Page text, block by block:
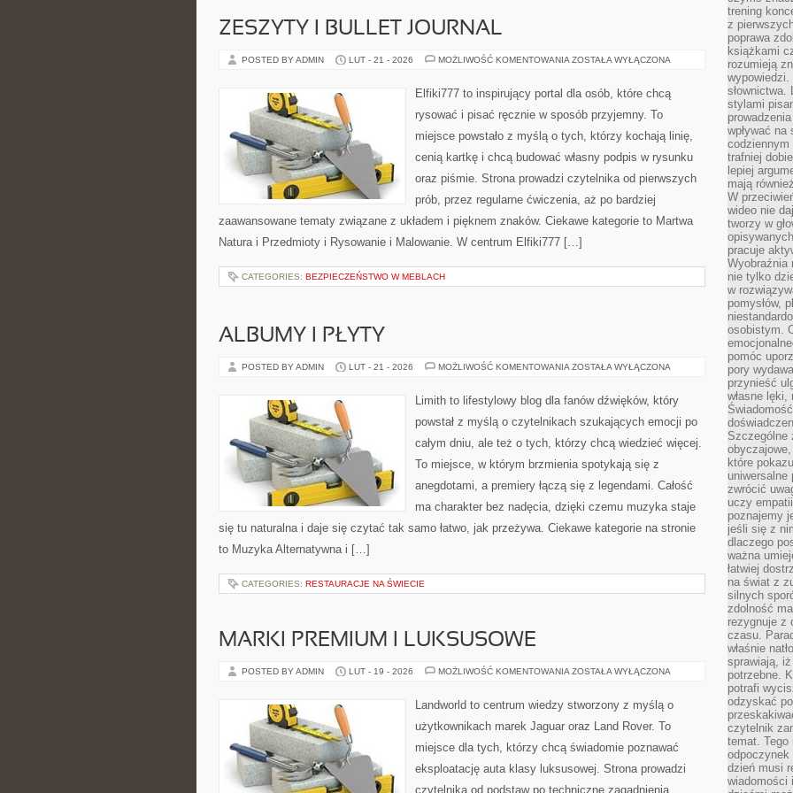
ZESZYTY I BULLET JOURNAL
POSTED BY ADMIN LUT - 21 - 2026 MOŻLIWOŚĆ KOMENTOWANIA ZESZYTY
JOURNAL
ZOSTAŁA WYŁĄCZONA
Elfiki777 to inspirujący portal dla osób, które chcą
rysować i pisać ręcznie w sposób przyjemny. To
miejsce powstało z myślą o tych, którzy kochają linię,
cenią kartkę i chcą budować własny podpis w rysunku
oraz piśmie. Strona prowadzi czytelnika od pierwszych
prób, przez regularne ćwiczenia, aż po bardziej
zaawansowane tematy związane z układem i pięknem znaków. Ciekawe kategorie to Martwa
Natura i Przedmioty i Rysowanie i Malowanie. W centrum Elfiki777 […]
CATEGORIES: BEZPIECZEŃSTWO W MEBLACH
ALBUMY I PŁYTY
POSTED BY ADMIN LUT - 21 - 2026 MOŻLIWOŚĆ KOMENTOWANIA ALBUMY
ZOSTAŁA WYŁĄCZONA
Limith to lifestylowy blog dla fanów dźwięków, który
powstał z myślą o czytelnikach szukających emocji po
całym dniu, ale też o tych, którzy chcą wiedzieć więcej.
To miejsce, w którym brzmienia spotykają się z
anegdotami, a premiery łączą się z legendami. Całość
ma charakter bez nadęcia, dzięki czemu muzyka staje
się tu naturalna i daje się czytać tak samo łatwo, jak przeżywa. Ciekawe kategorie na stronie
to Muzyka Alternatywna i […]
CATEGORIES: RESTAURACJE NA ŚWIECIE
MARKI PREMIUM I LUKSUSOWE
POSTED BY ADMIN LUT - 19 - 2026 MOŻLIWOŚĆ KOMENTOWANIA MARKI
LUKSUSOWE
ZOSTAŁA WYŁĄCZONA
Landworld to centrum wiedzy stworzony z myślą o
użytkownikach marek Jaguar oraz Land Rover. To
miejsce dla tych, którzy chcą świadomie poznawać
eksploatację auta klasy luksusowej. Strona prowadzi
czytelnika od podstaw po techniczne zagadnienia,
trening
z
poprawa
książkami
rozumieją
stylami
wpływać
trafniej
lepiej
mają
W
wideo nie
tworzy w
pracuje
Wyobraźnia
nie tylko
w
pomysłów,
osobistym.
pomóc
pory
przynieść
własne
Szczególne
które
zwrócić
uczy
poznajemy
jeśli się z
dlaczego
ważna
łatwiej
na świat z
silnych
zdolność
rezygnuje z
czasu.
właśnie
sprawiają,
potrzebne.
potrafi
odzyskać
czytelnik
temat. Tego
odpoczynek
dzień musi
wiadomości